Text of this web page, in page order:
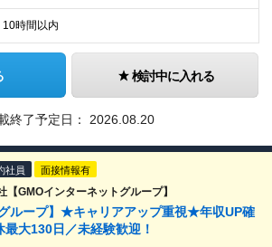
10時間以内
検討中に入れる
終了予定日： 2026.08.20
社員 面接情報有
GMOインターネットグループ】
ループ】★キャリアアップ重視★年収UP確
大130日／未経験歓迎！